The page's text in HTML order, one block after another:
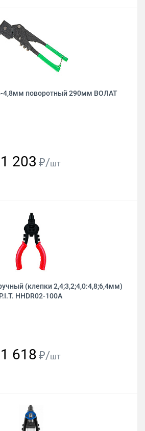
4,8мм поворотный 290мм ВОЛАТ
1 203 ₽/шт
(клепки 2,4;3,2;4,0:4,8;6,4мм)
P.I.T. HHDR02-100A
1 618 ₽/шт